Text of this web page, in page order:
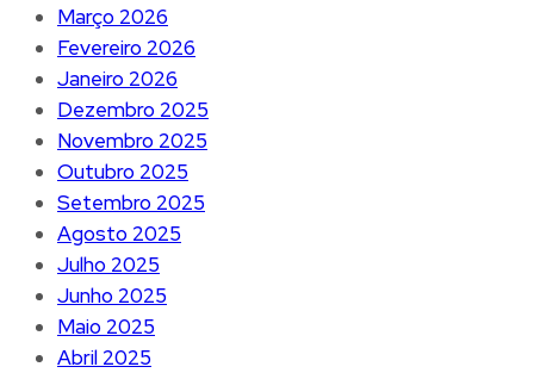
Março 2026
Fevereiro 2026
Janeiro 2026
Dezembro 2025
Novembro 2025
Outubro 2025
Setembro 2025
Agosto 2025
Julho 2025
Junho 2025
Maio 2025
Abril 2025